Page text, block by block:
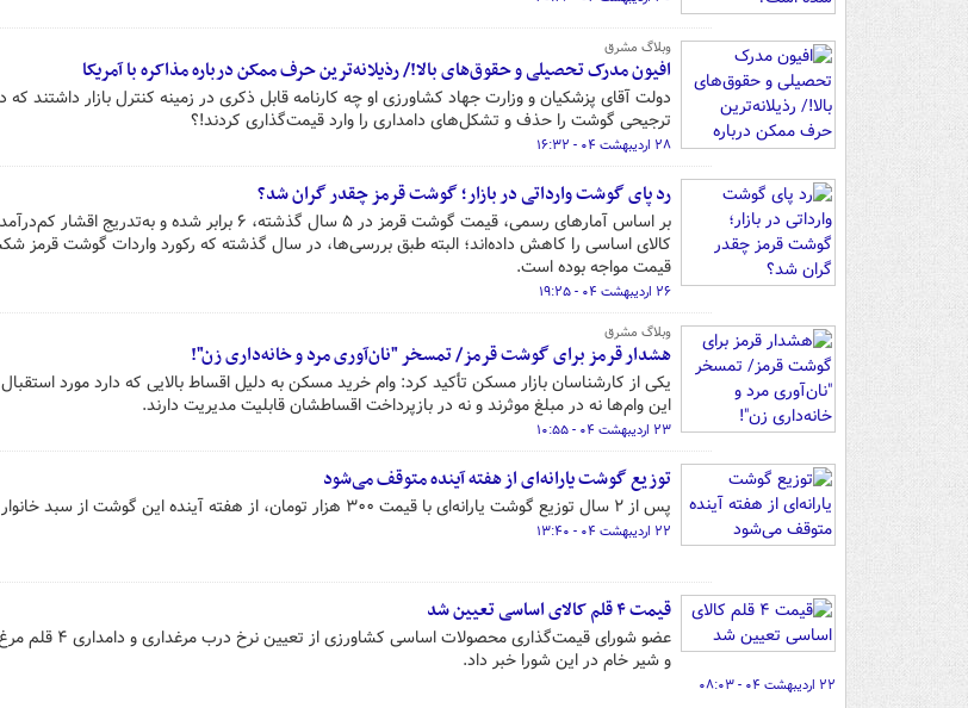
وبلاگ مشرق
افیون مدرک تحصیلی و حقوق‌های بالا!/ رذیلانه‌ترین حرف ممکن درباره مذاکره با آمریکا
دولت آقای پزشکیان و وزارت جهاد کشاورزی او چه کارنامه قابل ذکری در زمینه کنترل بازار داشتند
ترجیحی گوشت را حذف و تشکل‌های دامداری را وارد قیمت‌گذاری کردند!؟
۲۸ اردیبهشت ۰۴ - ۱۶:۳۲
رد پای گوشت وارداتی در بازار؛ گوشت قرمز چقدر گران شد؟
بر اساس آمارهای رسمی، قیمت گوشت قرمز در ۵ سال گذشته، ۶ برابر شده
کالای اساسی را کاهش داده‌اند؛ البته طبق بررسی‌ها، در سال گذشته که رکورد واردات گوشت قرمز
قیمت مواجه بوده است.
۲۶ اردیبهشت ۰۴ - ۱۹:۲۵
وبلاگ مشرق
هشدار قرمز برای گوشت قرمز/ تمسخر "نان‌آوری مرد و خانه‌داری زن"!
یکی از کارشناسان بازار مسکن تأکید کرد: وام خرید مسکن به دلیل اقساط بالایی که دارد مورد
این وام‌ها نه در مبلغ موثرند و نه در بازپرداخت اقساطشان قابلیت مدیریت دارند.
۲۳ اردیبهشت ۰۴ - ۱۰:۵۵
توزیع گوشت یارانه‌ای از هفته آینده متوقف می‌شود
پس از ۲ سال توزیع گوشت یارانه‌ای با قیمت ۳۰۰ هزار تومان، از هفته آینده این گوشت از سبد خانوار حذف می‌شود.
۲۲ اردیبهشت ۰۴ - ۱۳:۴۰
قیمت ۴ قلم کالای اساسی تعیین شد
عضو شورای قیمت‌گذاری
و شیر خام در این شورا خبر داد.
۲۲ اردیبهشت ۰۴ - ۰۸:۰۳